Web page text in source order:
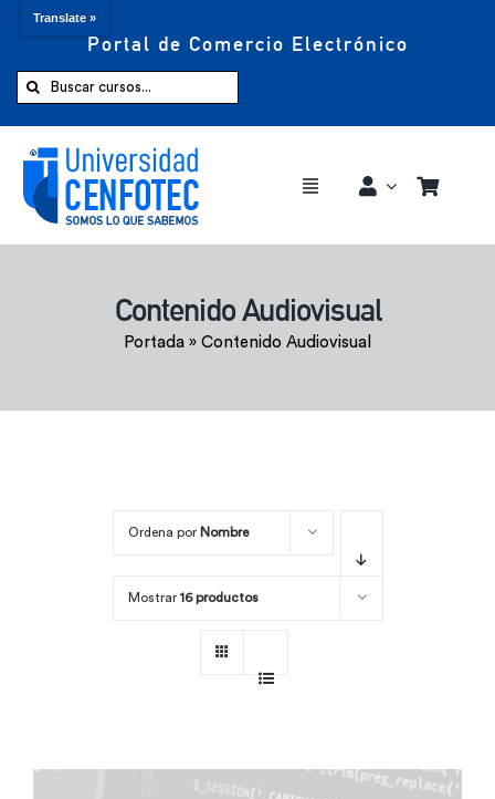
Portal de Comercio Electrónico
Buscar:
Toggle
Comprar ahora
Contenido Audiovisual
Portada » Contenido Audiovisual
Ordena por Nombre
Mostrar 16 productos
Translate »